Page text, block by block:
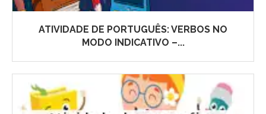
ATIVIDADE DE PORTUGUÊS: VERBOS NO
MODO INDICATIVO –...